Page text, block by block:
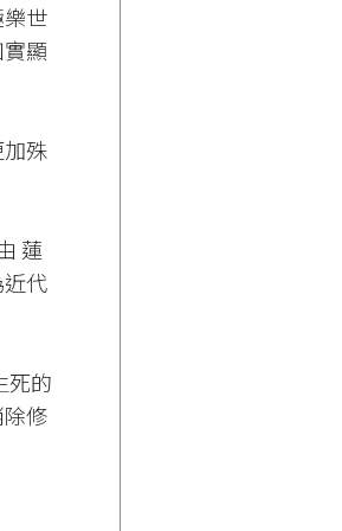
世
顯
殊
蓮
代
死的
修